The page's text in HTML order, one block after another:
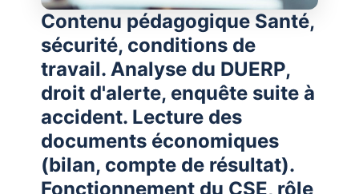
Contenu pédagogique Santé,
sécurité, conditions de
travail. Analyse du DUERP,
droit d'alerte, enquête suite à
accident. Lecture des
documents économiques
(bilan, compte de résultat).
Fonctionnement du CSE, rôle